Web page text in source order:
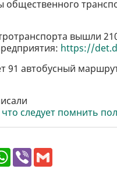
общественного
вышли
https://
91 автобусный
следует помнить
W
h
V